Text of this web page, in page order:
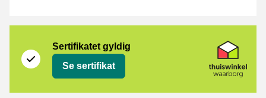
Sertifikatet gyldig
Se sertifikat